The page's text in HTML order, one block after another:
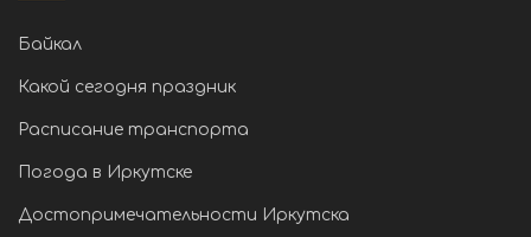
Байкал
Какой сегодня праздник
Расписание транспорта
Погода в Иркутске
Достопримечательности Иркутска